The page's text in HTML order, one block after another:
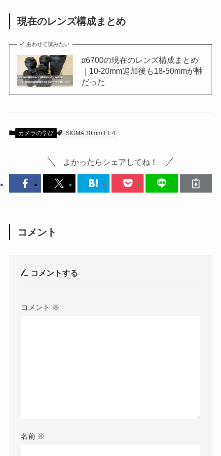
現在のレンズ構成まとめ
あわせて読みたい
α6700の現在のレンズ構成まとめ
｜10-20mm追加後も18-50mmが軸
だった
カメラの学び SIGMA 30mm F1.4
よかったらシェアしてね！
コメント
コメントする
コメント ※
名前 ※